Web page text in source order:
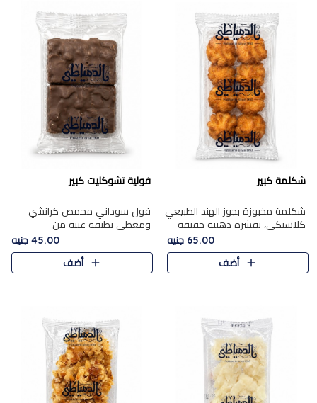
شكلمة كبير
شكلمة مخبوزة بجوز الهند الطبيعي
كلاسيكي، بقشرة ذهبية خفيفة
وقلب طري رطب يذوب في الفم،
تمنحك المذاق الشرقي الحلو الأصيل
التقليدي في كل لقمة.
65.00 جنيه
أضف
فولية تشوكليت كبير
فول سوداني محمص كرانشي
ومغطى بطبقة غنية من
الشوكولاتة، يجمع بين طعم
القرمشة الأصيلة الكلاسكيكية
التقليدية للفول السوداني وحلاوة
45.00 جنيه
أضف